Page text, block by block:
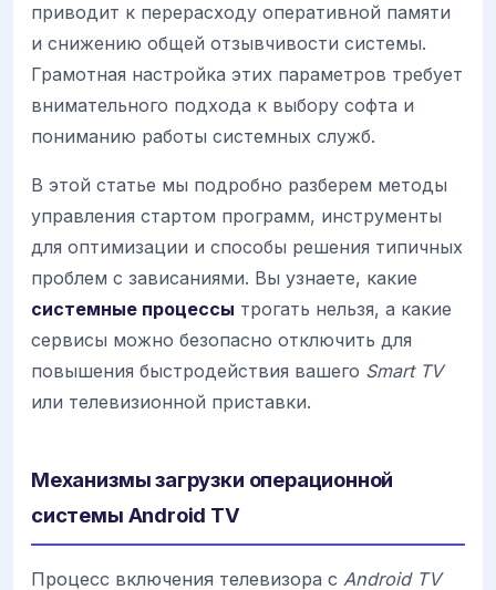
приводит к перерасходу оперативной памяти
и снижению общей отзывчивости системы.
Грамотная настройка этих параметров требует
внимательного подхода к выбору софта и
пониманию работы системных служб.
В этой статье мы подробно разберем методы
управления стартом программ, инструменты
для оптимизации и способы решения типичных
проблем с зависаниями. Вы узнаете, какие
системные процессы трогать нельзя, а какие
сервисы можно безопасно отключить для
повышения быстродействия вашего Smart TV
или телевизионной приставки.
Механизмы загрузки операционной
системы Android TV
Процесс включения телевизора с Android TV